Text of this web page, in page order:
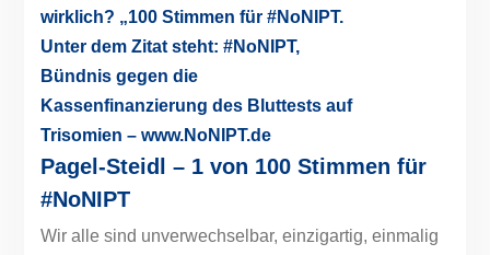
Pagel-Steidl – 1 von 100 Stimmen für
#NoNIPT
Wir alle sind unverwechselbar, einzigartig, einmalig